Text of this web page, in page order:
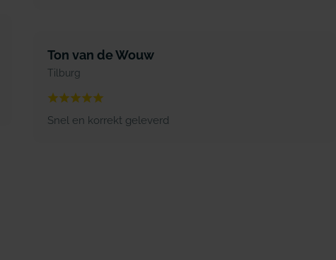
Ton van de Wouw
Tilburg
Snel en korrekt geleverd